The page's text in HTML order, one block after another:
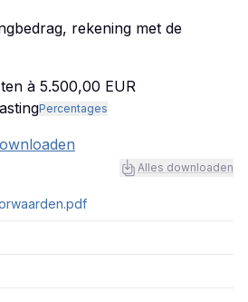
rekening met de
à 5.500,00 EUR
Percentages
Alles downloaden